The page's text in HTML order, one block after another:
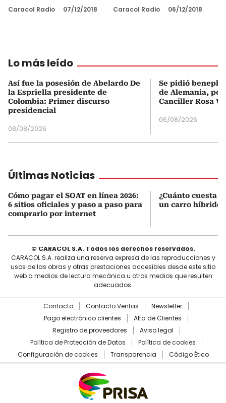
Caracol Radio 07/12/2018 Caracol Radio 06/12/2018
Lo más leído
Así fue la posesión de Abelardo De
la Espriella presidente de
Colombia: Primer discurso
presidencial
08/08/2026
Se pidió
de Alemania,
Canciller Rosa
06/08/2026
Últimas Noticias
Cómo pagar el SOAT en línea 2026:
6 sitios oficiales y paso a paso para
comprarlo por internet
¿Cuánto cuesta
un carro híbrido
© CARACOL S.A. Todos los derechos reservados.
CARACOL S.A. realiza una reserva expresa de las reproducciones y
usos de las obras y otras prestaciones accesibles desde este sitio
web a medios de lectura mecánica u otros medios que resulten
adecuados.
Contacto Contacto Ventas
Newsletter
Pago electrónico clientes
Alta de Clientes
Registro de proveedores
Aviso legal
Política de Protección de Datos
Política de cookies
Configuración de cookies
Transparencia Código Ético